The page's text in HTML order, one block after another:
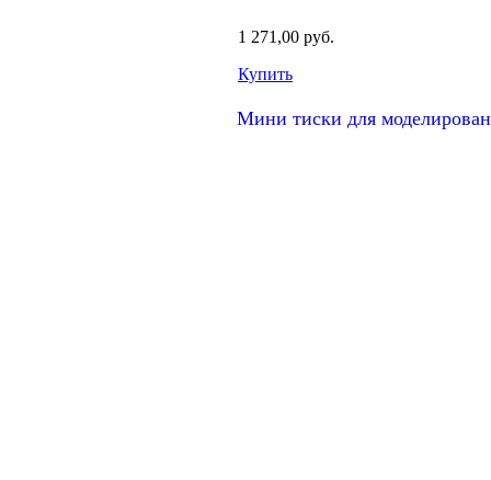
1 271,00 руб.
Купить
Мини тиски для